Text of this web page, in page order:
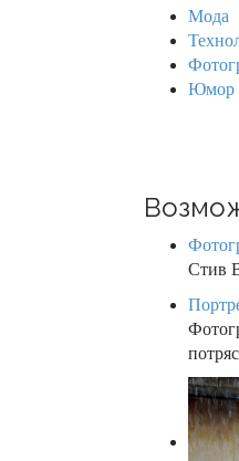
o
Мода
Юмор
Стив